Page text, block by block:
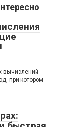
вычислений
при котором